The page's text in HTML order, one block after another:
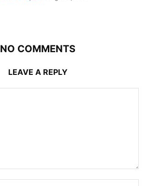
NO COMMENTS
LEAVE A REPLY